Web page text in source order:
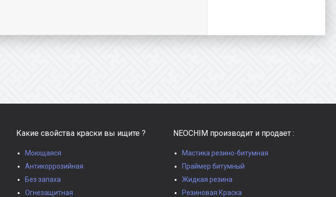
Какие свойства краски вы ищите ?
Моющаяся
Антикоррозийная
Без запаха
Огнезащитная
NEOCHIM производит и продает :
Мастика резино-битумная
Праймер битумный
Жидкая резина
Резиновая Краска